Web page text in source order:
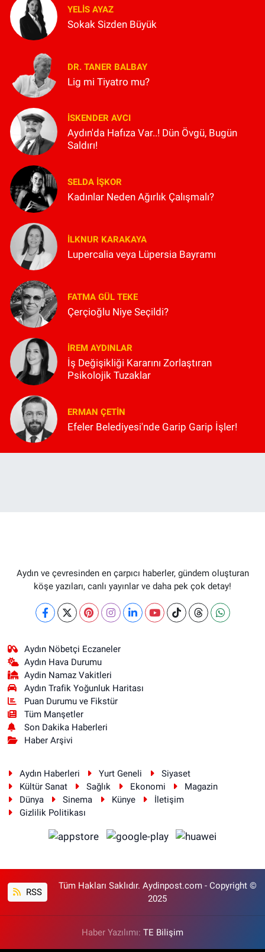
YELIS AYAZ
Sokak Sizden Büyük
DR. TANER BALBAY
Lig mi Tiyatro mu?
İSKENDER AVCI
Aydın'da Hafıza Var..! Dün Övgü, Bugün
Saldırı!
SELDA İŞKOR
Kadınlar Neden Ağırlık Çalışmalı?
İLKNUR KARAKAYA
Lupercalia veya Lüpersia Bayramı
FATMA GÜL TEKE
Çerçioğlu Niye Seçildi?
İREM AYDINLAR
İş Değişikliği Kararını Zorlaştıran
Psikolojik Tuzaklar
ERMAN ÇETIN
Efeler Belediyesi'nde Garip Garip İşler!
Aydın ve çevresinden en çarpıcı haberler, gündem oluşturan
köşe yazıları, canlı yayınlar ve daha pek çok detay!
Aydın Nöbetçi Eczaneler
Aydın Hava Durumu
Aydin Namaz Vakitleri
Aydın Trafik Yoğunluk Haritası
Puan Durumu ve Fikstür
Tüm Manşetler
Son Dakika Haberleri
Haber Arşivi
Aydın Haberleri Yurt Geneli
Siyaset
Kültür Sanat
Sağlık Ekonomi
Magazin
Dünya
Sinema Künye
İletişim
Gizlilik Politikası
RSS
Tüm Hakları Saklıdır. Aydinpost.com - Copyright ©
2025
Haber Yazılımı: TE Bilişim